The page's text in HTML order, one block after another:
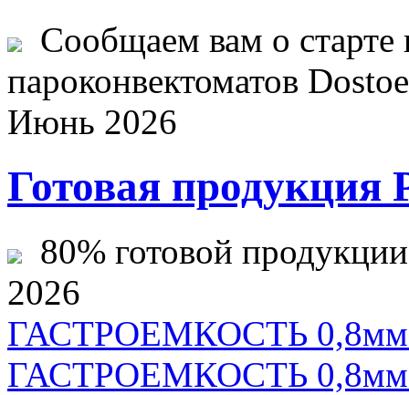
Сообщаем вам о старте
пароконвектоматов
Июнь 2026
Готовая продукция
80% готовой
2026
ГАСТРОЕМКОСТЬ 0,8мм
ГАСТРОЕМКОСТЬ 0,8мм